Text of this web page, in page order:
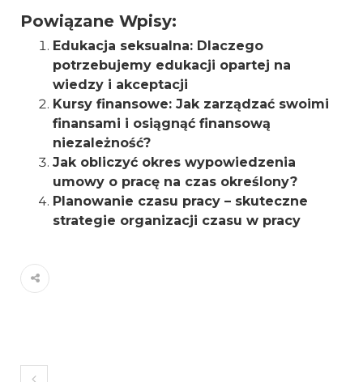
Powiązane Wpisy:
Edukacja seksualna: Dlaczego
potrzebujemy edukacji opartej na
wiedzy i akceptacji
Kursy finansowe: Jak zarządzać swoimi
finansami i osiągnąć finansową
niezależność?
Jak obliczyć okres wypowiedzenia
umowy o pracę na czas określony?
Planowanie czasu pracy – skuteczne
strategie organizacji czasu w pracy